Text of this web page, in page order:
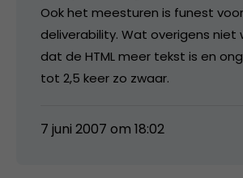
Ook het meesturen is funest
deliverability. Wat overigens
dat de HTML meer tekst is en
tot 2,5 keer zo zwaar.
7 juni 2007 om 18:02